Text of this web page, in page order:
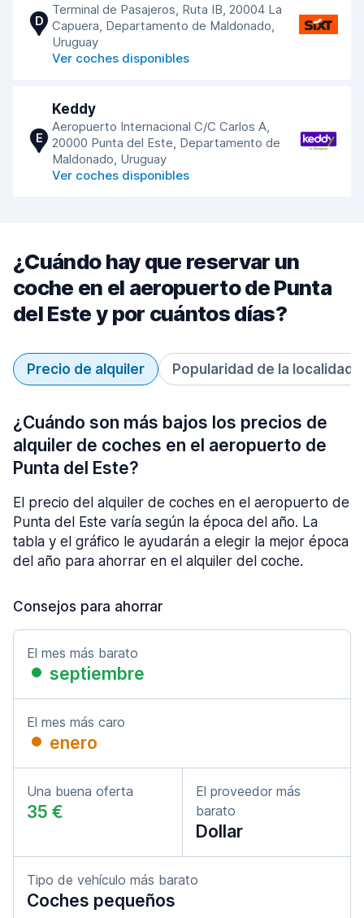
D
Terminal de Pasajeros, Ruta IB, 20004 La
Capuera, Departamento de Maldonado,
Uruguay
Ver coches disponibles
E
Keddy
Aeropuerto Internacional C/C Carlos A,
20000 Punta del Este, Departamento de
Maldonado, Uruguay
Ver coches disponibles
¿Cuándo hay que reservar un
coche en el aeropuerto de Punta
del Este y por cuántos días?
Precio de alquiler Popularidad de la localidad
¿Cuándo son más bajos los precios de
alquiler de coches en el aeropuerto de
Punta del Este?
El precio del alquiler de coches en el aeropuerto de
Punta del Este varía según la época del año. La
tabla y el gráfico le ayudarán a elegir la mejor época
del año para ahorrar en el alquiler del coche.
Consejos para ahorrar
El mes más barato
septiembre
El mes más caro
enero
Una buena oferta
35 €
El proveedor más
barato
Dollar
Tipo de vehículo más barato
Coches pequeños